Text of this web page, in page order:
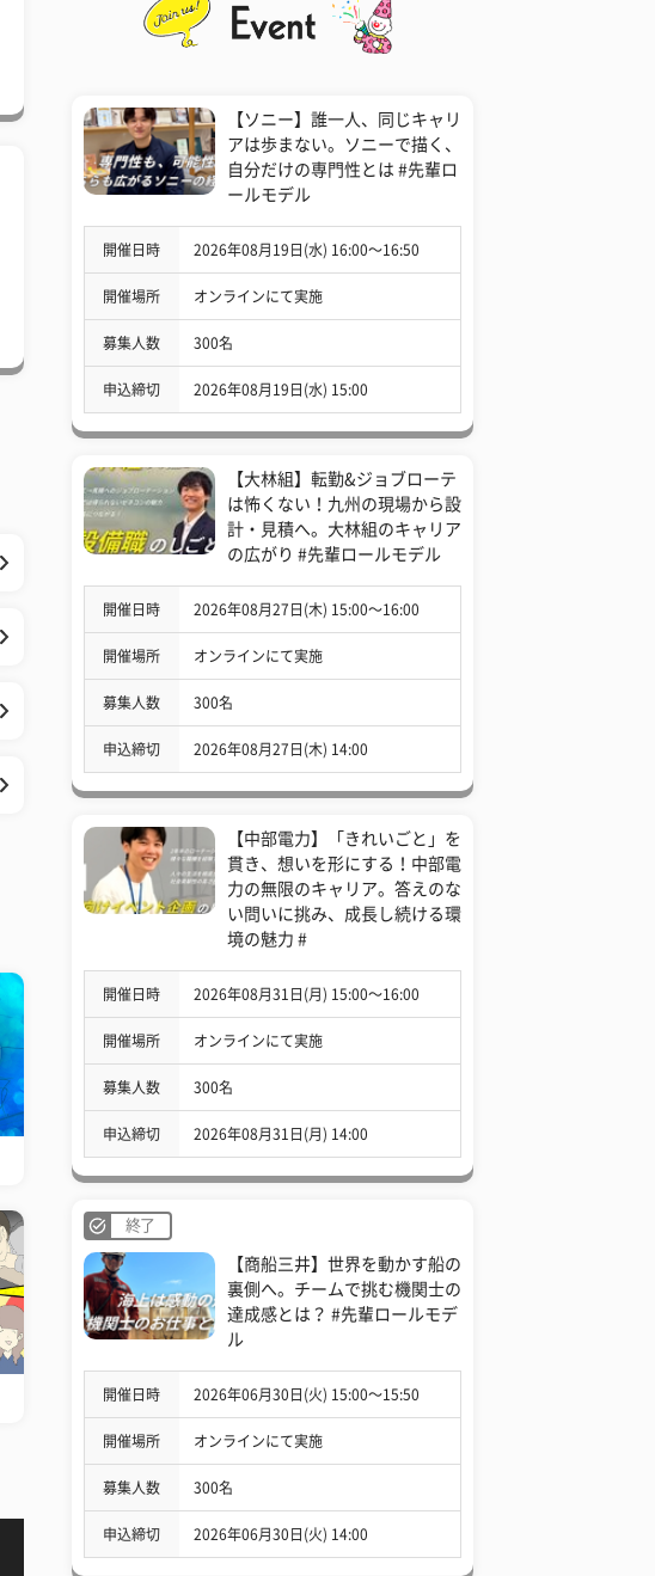
【ソニー】誰一人、同じキャリ
アは歩まない。ソニーで描く、
自分だけの専門性とは #先輩ロ
ールモデル
開催日時 2026年08月19日(水) 16:00〜16:50
開催場所 オンラインにて実施
募集人数 300名
申込締切 2026年08月19日(水) 15:00
【大林組】転勤&ジョブローテ
は怖くない！九州の現場から設
計・見積へ。大林組のキャリア
の広がり #先輩ロールモデル
開催日時 2026年08月27日(木) 15:00〜16:00
開催場所 オンラインにて実施
募集人数 300名
申込締切 2026年08月27日(木) 14:00
【中部電力】「きれいごと」を
貫き、想いを形にする！中部電
力の無限のキャリア。答えのな
い問いに挑み、成長し続ける環
境の魅力 #
開催日時 2026年08月31日(月) 15:00〜16:00
開催場所 オンラインにて実施
募集人数 300名
申込締切 2026年08月31日(月) 14:00
終了
【商船三井】世界を動かす船の
裏側へ。チームで挑む機関士の
達成感とは？ #先輩ロールモデ
ル
開催日時 2026年06月30日(火) 15:00〜15:50
開催場所 オンラインにて実施
募集人数 300名
申込締切 2026年06月30日(火) 14:00